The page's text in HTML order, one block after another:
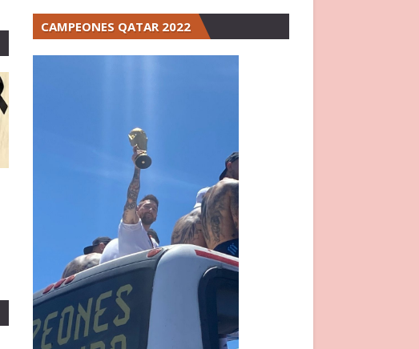
CAMPEONES QATAR 2022